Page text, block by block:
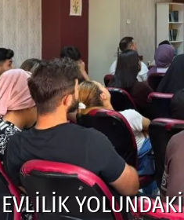
TERLIĞINI